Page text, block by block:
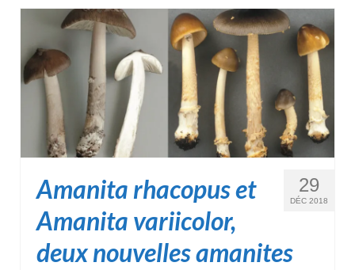
29
DÉC 2018
Amanita rhacopus et
Amanita variicolor,
deux nouvelles amanites